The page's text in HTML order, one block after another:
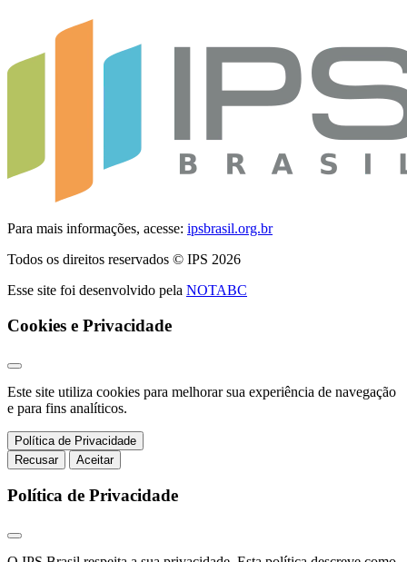
Para mais informações, acesse: ipsbrasil.org.br
Todos os direitos reservados © IPS 2026
Esse site foi desenvolvido pela NOTABC
Cookies e Privacidade
Este site utiliza cookies para melhorar sua experiência de navegação
e para fins analíticos.
Política de Privacidade
Recusar
Aceitar
Política de Privacidade